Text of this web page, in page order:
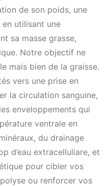
de son poids, une
utilisant une
sa masse grasse,
Notre objectif ne
mais bien de la graisse.
vers une prise en
la circulation sanguine,
enveloppements qui
ventrale en
du drainage
d’eau extracelluliare, et
pour cibler vos
ou renforcer vos